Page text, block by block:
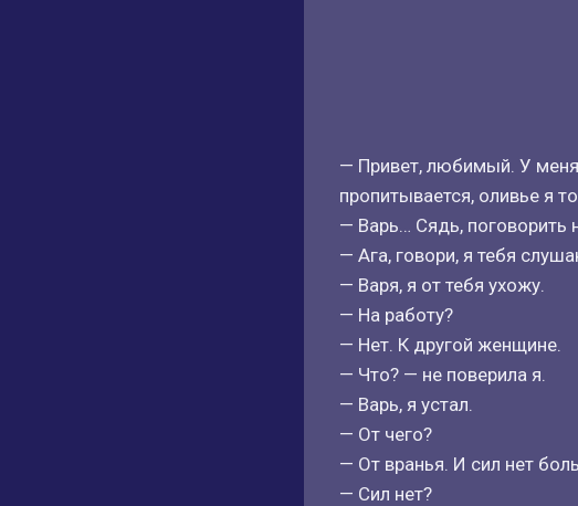
— Привет, любимый. У меня
пропитывается, оливье я
— Варь… Сядь, поговорить
— Ага, говори, я тебя
— Варя, я от тебя ухожу.
— На работу?
— Нет. К другой женщине.
— Что? — не поверила я.
— Варь, я устал.
— От чего?
— От вранья. И сил нет
— Сил нет?